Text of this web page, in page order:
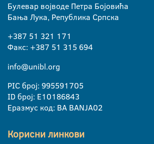
Булевар војводе Петра Бојовића
Бања Лука, Република Српска
+387 51 321 171
Факс: +387 51 315 694
info@unibl.org
PIC број: 995591705
ID број: E10186843
Еразмус код: BA BANJA02
Корисни линкови